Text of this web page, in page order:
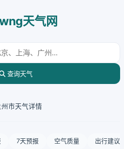
天气网
查询天气
州市天气详情
7天预报 空气质量 出行建议